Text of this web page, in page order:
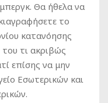
Θα ήθελα να
το
κατανόησης
του τι ακριβώς
επίσης να μην
Εσωτερικών και